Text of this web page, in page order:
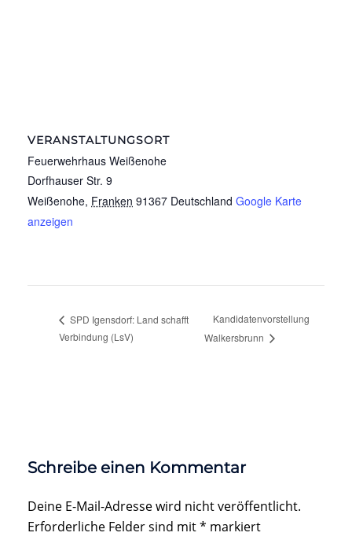
VERANSTALTUNGSORT
Feuerwehrhaus Weißenohe
Dorfhauser Str. 9
Weißenohe, Franken 91367 Deutschland Google Karte
anzeigen
SPD Igensdorf: Land schafft
Verbindung (LsV)
Kandidatenvorstellung
Walkersbrunn
Schreibe einen Kommentar
Deine E-Mail-Adresse wird nicht veröffentlicht.
Erforderliche Felder sind mit* markiert